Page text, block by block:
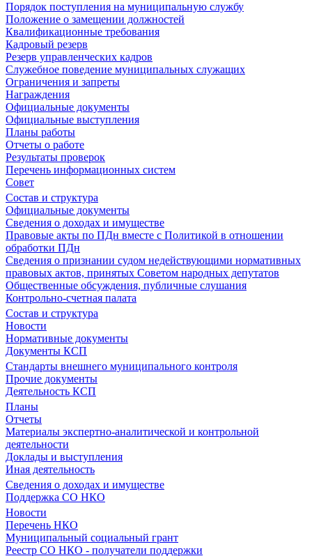
Порядок поступления на муниципальную службу
Положение о замещении должностей
Квалификационные требования
Кадровый резерв
Резерв управленческих кадров
Служебное поведение муниципальных служащих
Ограничения и запреты
Награждения
Официальные документы
Официальные выступления
Планы работы
Отчеты о работе
Результаты проверок
Перечень информационных систем
Совет
Состав и структура
Официальные документы
Сведения о доходах и имуществе
Правовые акты по ПДн вместе с Политикой в отношении
обработки ПДн
Сведения о признании судом недействующими нормативных
правовых актов, принятых Советом народных депутатов
Общественные обсуждения, публичные слушания
Контрольно-счетная палата
Состав и структура
Новости
Нормативные документы
Документы КСП
Стандарты внешнего муниципального контроля
Прочие документы
Деятельность КСП
Планы
Отчеты
Материалы экспертно-аналитической и контрольной
деятельности
Доклады и выступления
Иная деятельность
Сведения о доходах и имуществе
Поддержка СО НКО
Новости
Перечень НКО
Муниципальный социальный грант
Реестр СО НКО - получатели поддержки